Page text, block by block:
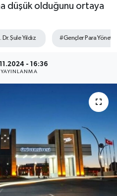
düşük olduğunu ortaya
Şule Yıldız #Gençler Para
- 16:36
YAYINLANMA